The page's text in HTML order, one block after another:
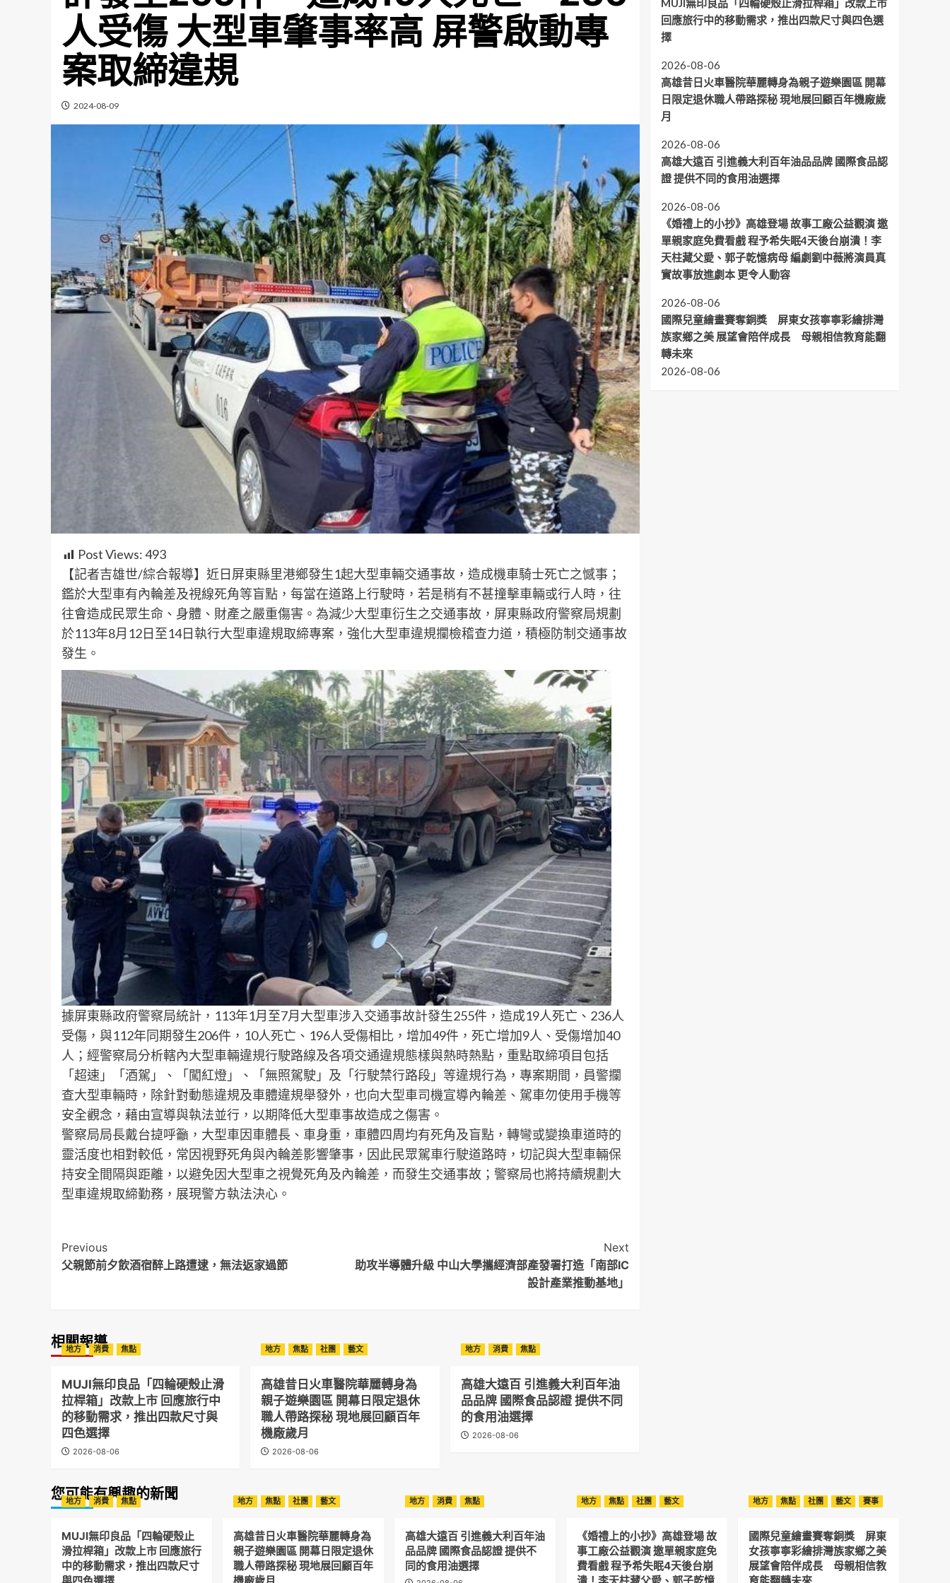
人受傷 大型車肇事率高 屏警啟動專
案取締違規
2024-08-09
Post Views:493
【記者吉雄世/綜合報導】近日屏東縣里港鄉發生1起大型車輛交通事故，造成機車騎士死亡之憾事；
鑑於大型車有內輪差及視線死角等盲點，每當在道路上行駛時，若是稍有不甚撞擊車輛或行人時，往
往會造成民眾生命、身體、財產之嚴重傷害。為減少大型車衍生之交通事故，屏東縣政府警察局規劃
於113年8月12日至14日執行大型車違規取締專案，強化大型車違規攔檢稽查力道，積極防制交通事故
發生。
據屏東縣政府警察局統計，113年1月至7月大型車涉入交通事故計發生255件，造成19人死亡、236人
受傷，與112年同期發生206件，10人死亡、196人受傷相比，增加49件，死亡增加9人、受傷增加40
人；經警察局分析轄內大型車輛違規行駛路線及各項交通違規態樣與熱時熱點，重點取締項目包括
「超速」「酒駕」、「闖紅燈」、「無照駕駛」及「行駛禁行路段」等違規行為，專案期間，員警攔
查大型車輛時，除針對動態違規及車體違規舉發外，也向大型車司機宣導內輪差、駕車勿使用手機等
安全觀念，藉由宣導與執法並行，以期降低大型車事故造成之傷害。
警察局局長戴台㨗呼籲，大型車因車體長、車身重，車體四周均有死角及盲點，轉彎或變換車道時的
靈活度也相對較低，常因視野死角與內輪差影響肇事，因此民眾駕車行駛道路時，切記與大型車輛保
持安全間隔與距離，以避免因大型車之視覺死角及內輪差，而發生交通事故；警察局也將持續規劃大
型車違規取締勤務，展現警方執法決心。
Post
Navigation
Previous
父親節前夕飲酒宿醉上路遭逮，無法返家過節
Next
助攻半導體升級 中山大學攜經濟部產發署打造「南部IC
設計產業推動基地」
相關報導
地方 消費 焦點
MUJI無印良品「四輪硬殼止滑
拉桿箱」改款上市 回應旅行中
的移動需求，推出四款尺寸與
四色選擇
2026-08-06
地方 焦點 社團 藝文
高雄昔日火車醫院華麗轉身為
親子遊樂園區 開幕日限定退休
職人帶路探秘 現地展回顧百年
機廠歲月
2026-08-06
地方 消費 焦點
高雄大遠百 引進義大利百年油
品品牌 國際食品認證 提供不同
的食用油選擇
2026-08-06
MUJI無印良品「四輪硬殼止滑拉桿箱」改款上市
回應旅行中的移動需求，推出四款尺寸與四色選
擇
2026-08-06
高雄昔日火車醫院華麗轉身為親子遊樂園區 開幕
日限定退休職人帶路探秘 現地展回顧百年機廠歲
月
2026-08-06
高雄大遠百 引進義大利百年油品品牌 國際食品認
證 提供不同的食用油選擇
2026-08-06
《婚禮上的小抄》高雄登場 故事工廠公益觀演 邀
單親家庭免費看戲 程予希失眠4天後台崩潰！李
天柱藏父愛、郭子乾憶病母 編劇劉中薇將演員真
實故事放進劇本 更令人動容
2026-08-06
國際兒童繪畫賽奪銅獎 屏東女孩寧寧彩繪排灣
族家鄉之美 展望會陪伴成長 母親相信教育能翻
轉未來
2026-08-06
您可能有興趣的新聞
地方 消費 焦點
MUJI無印良品「四輪硬殼止
滑拉桿箱」改款上市 回應旅行
中的移動需求，推出四款尺寸
地方 焦點 社團 藝文
高雄昔日火車醫院華麗轉身為
親子遊樂園區 開幕日限定退休
職人帶路探秘 現地展回顧百年
地方 消費 焦點
高雄大遠百 引進義大利百年油
品品牌 國際食品認證 提供不
同的食用油選擇
地方 焦點 社團 藝文
《婚禮上的小抄》高雄登場 故
事工廠公益觀演 邀單親家庭免
費看戲 程予希失眠4天後台崩
地方 焦點 社團 藝文 賽事
國際兒童繪畫賽奪銅獎 屏東
女孩寧寧彩繪排灣族家鄉之美
展望會陪伴成長 母親相信教